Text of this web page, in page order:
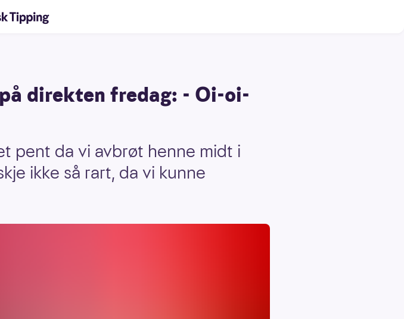
direkten fredag: - Oi-oi-
pent da vi avbrøt henne midt i
ikke så rart, da vi kunne